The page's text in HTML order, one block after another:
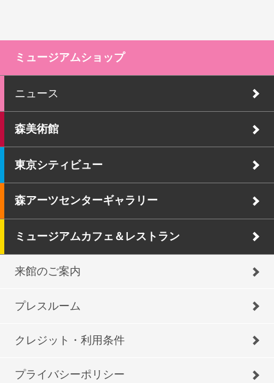
ミュージアムショップ
ニュース
森美術館
東京シティビュー
森アーツセンターギャラリー
ミュージアムカフェ＆レストラン
来館のご案内
プレスルーム
クレジット・利用条件
プライバシーポリシー